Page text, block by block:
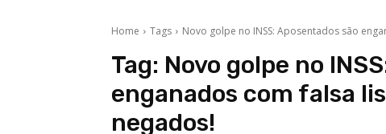
Home Tags Novo golpe no INSS: Aposentados são
Tag: Novo golpe no
enganados com falsa
negados!